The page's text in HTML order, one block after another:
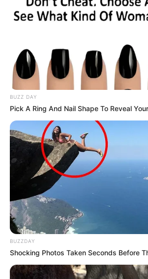
Hoy, quienes lo conocieron no lo
un adiós, sino con unhasta
BUZZ DAY
Pick A Ring And Nail Shape To Reveal
BUZZDAY
Shocking Photos Taken Seconds Before